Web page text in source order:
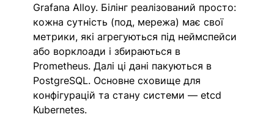
Grafana Alloy. Білінг реалізований просто:
кожна сутність (под, мережа) має свої
метрики, які агрегуються під неймспейси
або ворклоади і збираються в
Prometheus. Далі ці дані пакуються в
PostgreSQL. Основне сховище для
конфігурацій та стану системи — etcd
Kubernetes.